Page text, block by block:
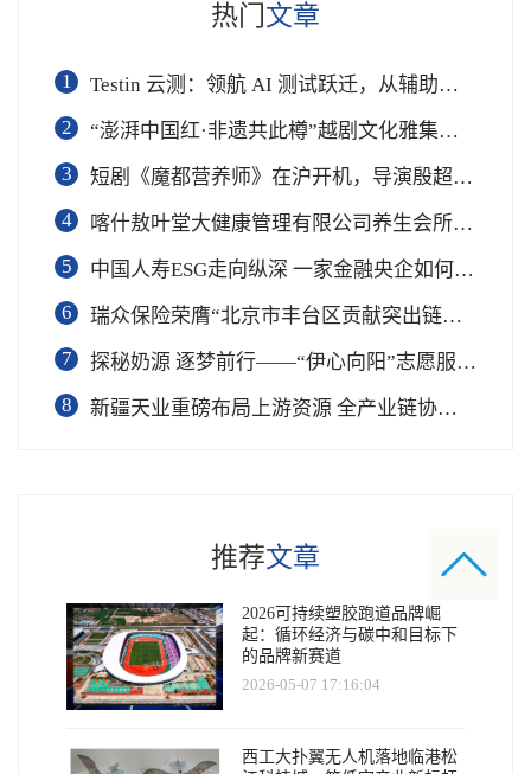
热门 文章
1
Testin 云测：领航 AI 测试跃迁，从辅助工具到软件工程基础设施
2
“澎湃中国红·非遗共此樽”越剧文化雅集在杭举行
3
短剧《魔都营养师》在沪开机，导演殷超携手礼仪专家周思敏聚焦国民健康
4
喀什敖叶堂大健康管理有限公司养生会所盛大开业
5
中国人寿ESG走向纵深 一家金融央企如何连接国家战略与民生需求
6
瑞众保险荣膺“北京市丰台区贡献突出链长单位”奖项
7
​探秘奶源 逐梦前行——“伊心向阳”志愿服务队开展幼儿园科普公益志愿活动
8
新疆天业重磅布局上游资源 全产业链协同再塑成长新动能
推荐文章
2026可持续塑胶跑道品牌崛
起：循环经济与碳中和目标下
的品牌新赛道
2026-05-07 17:16:04
西工大扑翼无人机落地临港松